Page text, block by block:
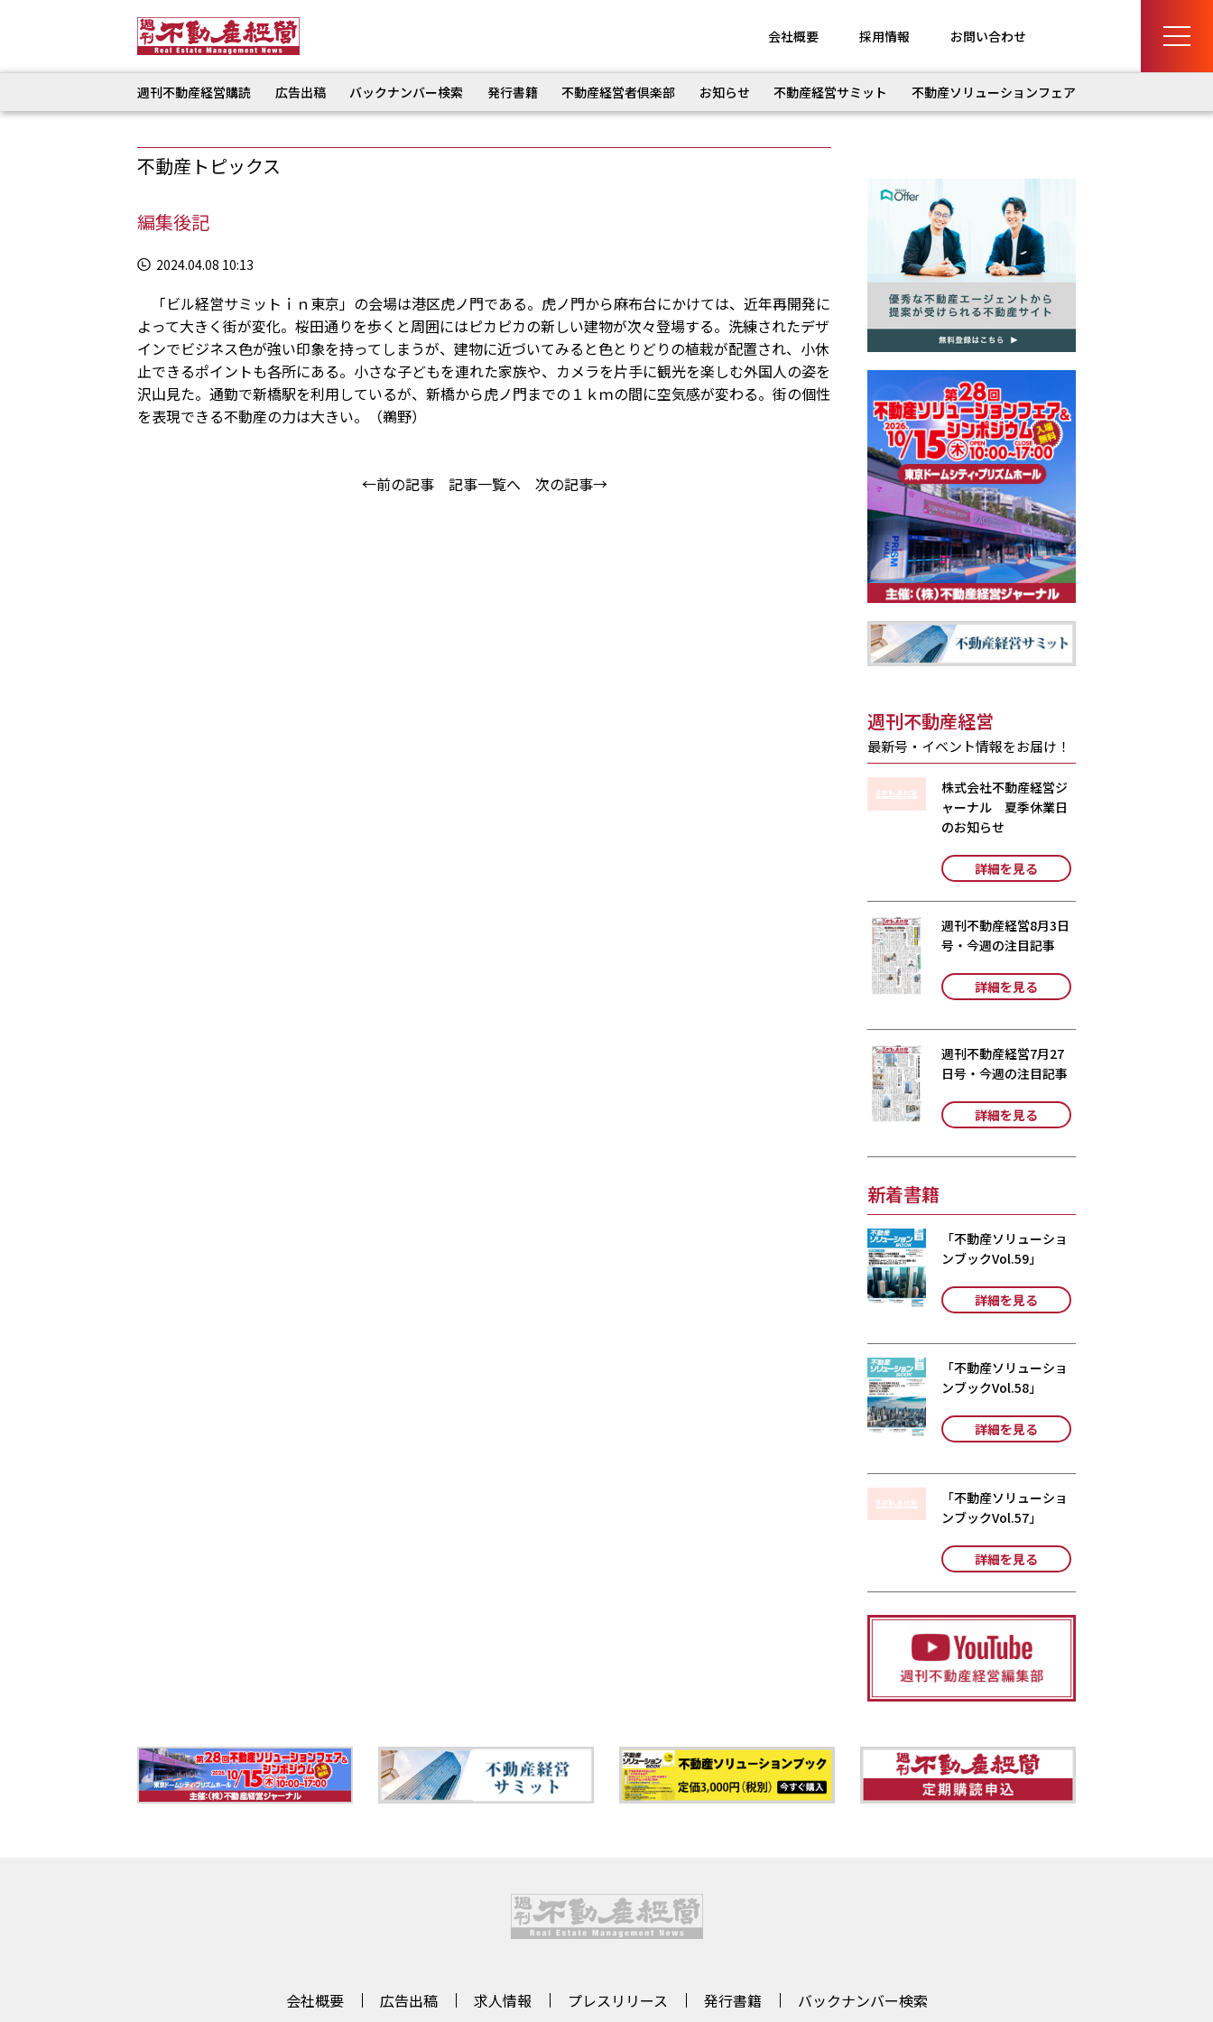
会社概要 採用情報 お問い合わせ
週刊不動産経営購読 広告出稿 バックナンバー検索 発行書籍 不動産経営者倶楽部 お知らせ 不動産経営サミット 不動産ソリューションフェア
不動産トピックス
編集後記
2024.04.08 10:13
「ビル経営サミットｉｎ東京」の会場は港区虎ノ門である。虎ノ門から麻布台にかけては、近年再開発に
よって大きく街が変化。桜田通りを歩くと周囲にはピカピカの新しい建物が次々登場する。洗練されたデザ
インでビジネス色が強い印象を持ってしまうが、建物に近づいてみると色とりどりの植栽が配置され、小休
止できるポイントも各所にある。小さな子どもを連れた家族や、カメラを片手に観光を楽しむ外国人の姿を
沢山見た。通勤で新橋駅を利用しているが、新橋から虎ノ門までの１ｋｍの間に空気感が変わる。街の個性
を表現できる不動産の力は大きい。（鵜野）
←前の記事 記事一覧へ 次の記事→
週刊不動産経営
最新号・イベント情報をお届け！
株式会社不動産経営ジ
ャーナル 夏季休業日
のお知らせ
詳細を見る
週刊不動産経営8月3日
号・今週の注目記事
詳細を見る
週刊不動産経営7月27
日号・今週の注目記事
詳細を見る
新着書籍
「不動産ソリューショ
ンブックVol.59」
詳細を見る
「不動産ソリューショ
ンブックVol.58」
詳細を見る
「不動産ソリューショ
ンブックVol.57」
詳細を見る
会社概要 広告出稿 求人情報 プレスリリース 発行書籍 バックナンバー検索